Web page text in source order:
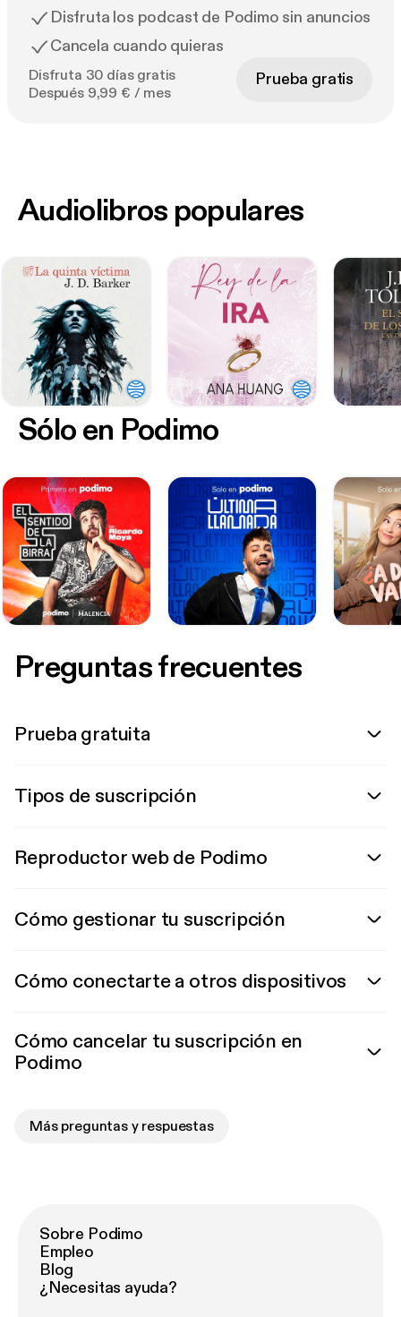
Disfruta los podcast de Podimo sin anuncios
Cancela cuando quieras
Disfruta 30 días gratis
Después 9,99 € / mes
Prueba gratis
Sólo en Podimo
Audiolibros populares
Preguntas frecuentes
Prueba gratuita
Tipos de suscripción
Reproductor web de Podimo
Cómo gestionar tu suscripción
Cómo conectarte a otros dispositivos
Cómo cancelar tu suscripción en
Podimo
Más preguntas y respuestas
Sobre Podimo
Empleo
Blog
¿Necesitas ayuda?